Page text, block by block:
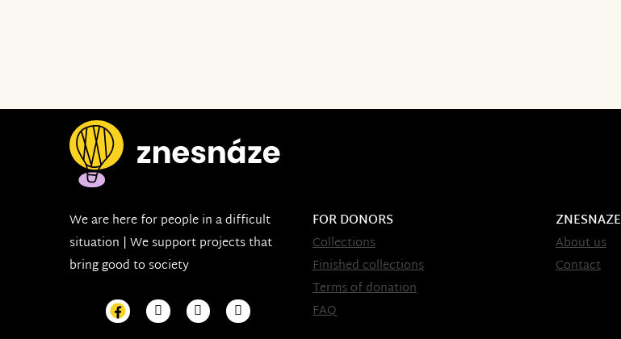
We are here for people in a difficult
situation | We support projects that
bring good to society
FOR DONORS
Collections
Finished collections
Terms of donation
FAQ
ZNESNAZE
About us
Contact